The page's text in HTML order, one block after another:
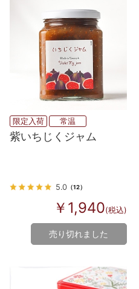
限定入荷 常温
紫いちじくジャム
5.0（12）
￥1,940(税込)
売り切れました